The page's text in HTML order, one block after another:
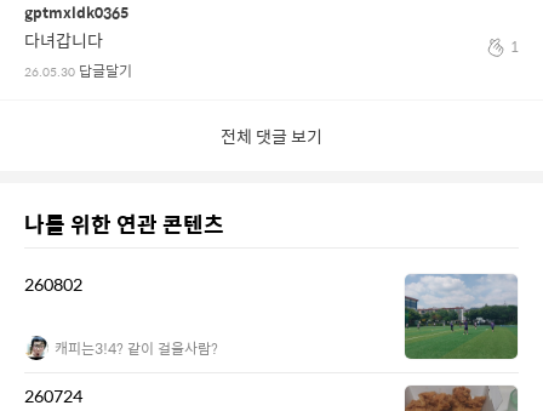
gptmxldk0365
다녀갑니다
26.05.30 답글달기
1
전체 댓글 보기
나를 위한 연관 콘텐츠
260802
캐피는3!4? 같이 걸을사람?
260724